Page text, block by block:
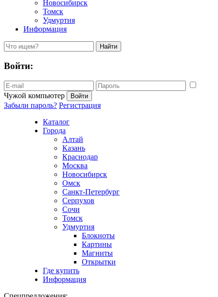
Новосибирск
Томск
Удмуртия
Информация
Войти:
Чужой компьютер
Забыли пароль? Регистрация
Каталог
Города
Алтай
Казань
Краснодар
Москва
Новосибирск
Омск
Санкт-Петербург
Серпухов
Сочи
Томск
Удмуртия
Блокноты
Картины
Магниты
Открытки
Где купить
Информация